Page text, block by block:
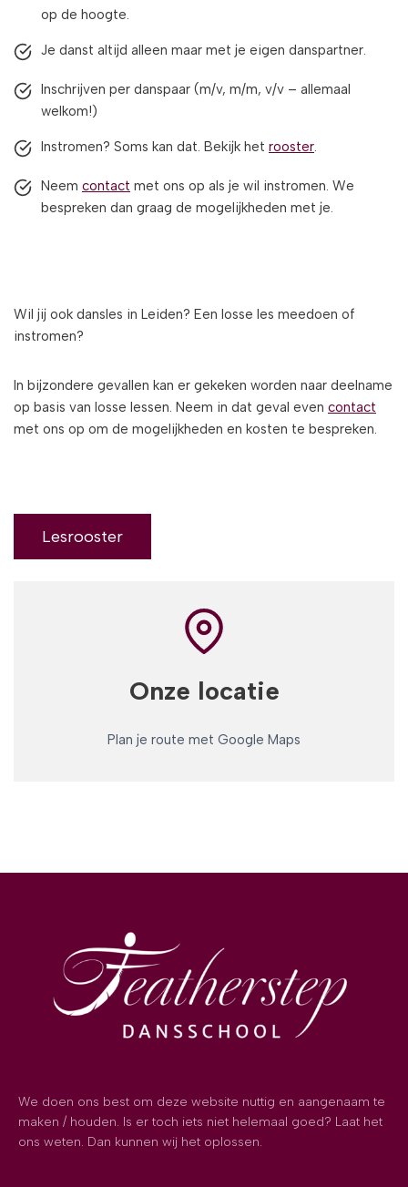
op de hoogte.
Je danst altijd alleen maar met je eigen danspartner.
Inschrijven per danspaar (m/v, m/m, v/v – allemaal
welkom!)
Instromen? Soms kan dat. Bekijk het rooster.
Neem contact met ons op als je wil instromen. We
bespreken dan graag de mogelijkheden met je.
Wil jij ook dansles in Leiden? Een losse les meedoen of
instromen?
In bijzondere gevallen kan er gekeken worden naar deelname
op basis van losse lessen. Neem in dat geval even contact
met ons op om de mogelijkheden en kosten te bespreken.
Lesrooster
Onze locatie
Plan je route met Google Maps
We doen ons best om deze website nuttig en aangenaam te
maken / houden. Is er toch iets niet helemaal goed? Laat het
ons weten. Dan kunnen wij het oplossen.